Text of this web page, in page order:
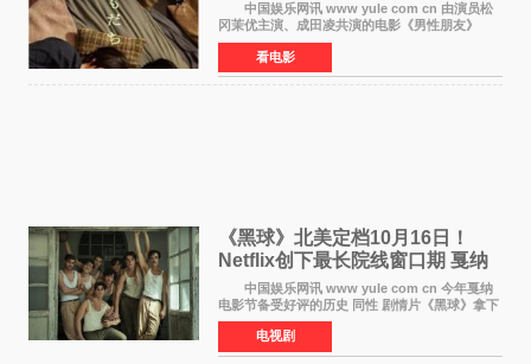
中国娱乐网讯 www yule com cn 由演员松
冈茉优主演、成田凌共演的电影《男性朋友》
（三岛有纪子执导，11月6日上映）于8月5日公开
正式视觉图与正式预告片。同时，三人乐队
chilldspot为该片创
看电影
《黑球》北美定档10月16日！
Netflix创下最长院线窗口期 戛纳
最佳导演加持
中国娱乐网讯 www yule com cn 今年戛纳
电影节备受好评的历史 同性 剧情片《黑球》拿下
Netflix美国发行电影的最长院线放映期——该片
最新定档今年10月16日美国影院上映（此前定档
11月6日，如
电视剧